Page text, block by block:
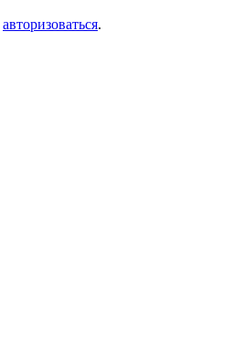
авторизоваться.